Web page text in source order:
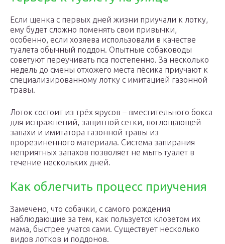
Если щенка с первых дней жизни приучали к лотку,
ему будет сложно поменять свои привычки,
особенно, если хозяева использовали в качестве
туалета обычный поддон. Опытные собаководы
советуют переучивать пса постепенно. За несколько
недель до смены отхожего места пёсика приучают к
специализированному лотку с имитацией газонной
травы.
Лоток состоит из трёх ярусов – вместительного бокса
для испражнений, защитной сетки, поглощающей
запахи и имитатора газонной травы из
прорезиненного материала. Система запирания
неприятных запахов позволяет не мыть туалет в
течение нескольких дней.
Как облегчить процесс приучения
Замечено, что собачки, с самого рождения
наблюдающие за тем, как пользуется клозетом их
мама, быстрее учатся сами. Существует несколько
видов лотков и поддонов.